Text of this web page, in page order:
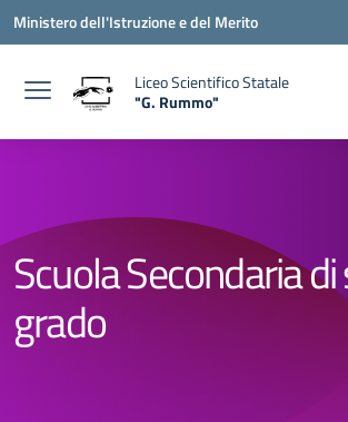
Vai ai contenuti
Vai al menu di navigazione
Vai al footer
Ministero dell'Istruzione e del Merito
Liceo Scientifico Statale
"G. Rummo"
Scuola Secondaria
grado